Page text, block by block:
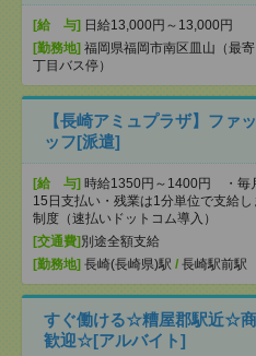
[給 与] 日給13,000円～13,000円
[勤務地] 福岡県福岡市南区皿山（最
丁目バス停）
【長崎アミュプラザ】フ
ッフ[派遣]
[給 与] 時給1350円～1400円 ・毎
15日支払い・残業は1分単位で支給
制度（速払いドットコム導入）
[交通費] 別途全額支給
[勤務地] 長崎(長崎県)駅 / 長崎駅前駅
すぐ働ける☆糟屋郡駅近☆
歓迎☆[アルバイト]